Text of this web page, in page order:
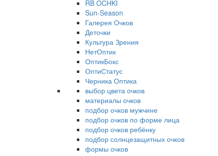
RB OCHKI
Sun-Season
Галерея Очков
Деточки
Культура Зрения
НетОптик
ОптикБокс
ОптиСтатус
Черника Оптика
выбор цвета очков
материалы очков
подбор очков мужчине
подбор очков по форме лица
подбор очков ребёнку
подбор солнцезащитных очков
формы очков